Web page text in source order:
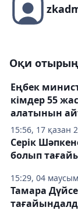
Оқи
15:56, 17 қазан
Еңбек
кімдер 55
алатынын
15:29, 04
Серік
болып
Тамара